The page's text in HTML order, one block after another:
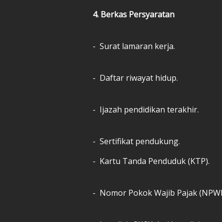
4. Berkas Persyaratan
- Surat lamaran kerja.
- Daftar riwayat hidup.
- Ijazah pendidikan terakhir.
- Sertifikat pendukung.
- Kartu Tanda Penduduk (KTP).
- Nomor Pokok Wajib Pajak